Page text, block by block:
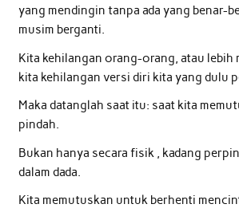
yang mendingin tanpa ada yang benar-
musim berganti.
Kita kehilangan orang-orang, atau lebih
kita kehilangan versi diri kita yang dulu
Maka datanglah saat itu: saat kita
pindah.
Bukan hanya secara fisik , kadang
dalam dada.
Kita memutuskan untuk berhenti